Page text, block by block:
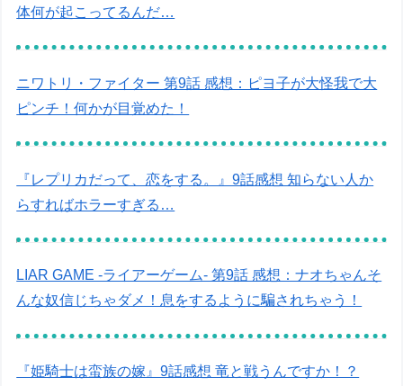
体何が起こってるんだ…
ニワトリ・ファイター 第9話 感想：ピヨ子が大怪我で大
ピンチ！何かが目覚めた！
『レプリカだって、恋をする。』9話感想 知らない人か
らすればホラーすぎる…
LIAR GAME -ライアーゲーム- 第9話 感想：ナオちゃんそ
んな奴信じちゃダメ！息をするように騙されちゃう！
『姫騎士は蛮族の嫁』9話感想 竜と戦うんですか！？